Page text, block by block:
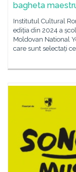
bagheta
Institutul Cultural
ediția din 2024 a
Moldovan National
care sunt selectați